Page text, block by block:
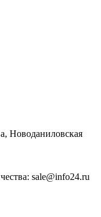
Новоданиловская
sale@info24.ru